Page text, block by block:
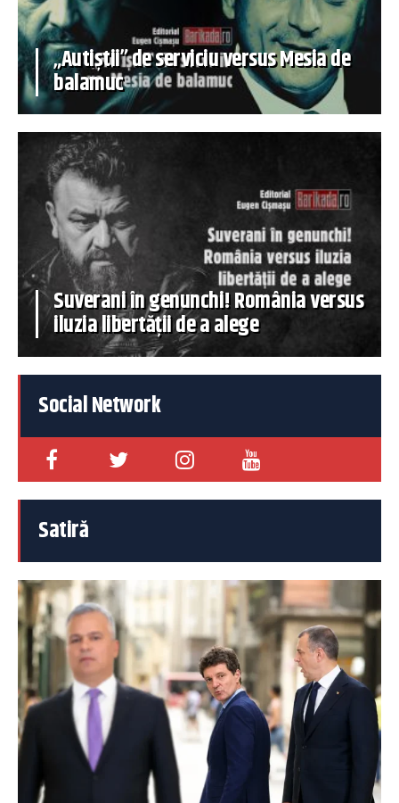
„Autiștii” de serviciu versus Mesia de
balamuc
Suverani în genunchi! România versus
iluzia libertății de a alege
Social Network
Satiră